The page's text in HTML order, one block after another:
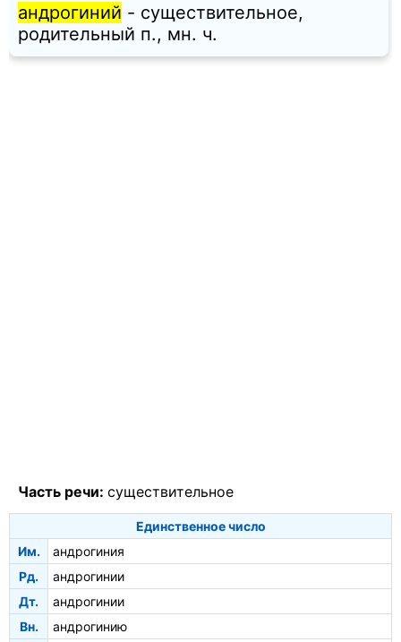
андрогиний - существительное,
родительный п., мн. ч.
Часть речи: существительное
Единственное число
Им.
андрогиния
Рд.
андрогинии
Дт.
андрогинии
Вн.
андрогинию